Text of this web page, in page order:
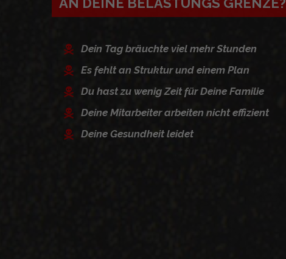
Dein Tag bräuchte viel mehr Stunden
Es fehlt an Struktur und einem Plan
Du hast zu wenig Zeit für Deine Familie
Deine Mitarbeiter arbeiten nicht effizient
Deine Gesundheit leidet